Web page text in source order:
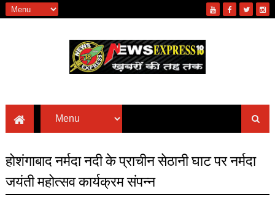
होशंगाबाद नर्मदा नदी के प्राचीन सेठानी घाट पर नर्मदा
जयंती महोत्सव कार्यक्रम संपन्न